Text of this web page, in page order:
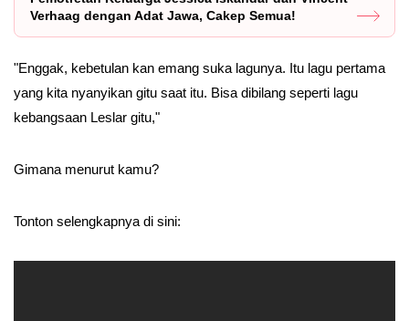
Verhaag dengan Adat Jawa, Cakep Semua!
"Enggak, kebetulan kan emang suka lagunya. Itu lagu pertama
yang kita nyanyikan gitu saat itu. Bisa dibilang seperti lagu
kebangsaan Leslar gitu,"
Gimana menurut kamu?
Tonton selengkapnya di sini: